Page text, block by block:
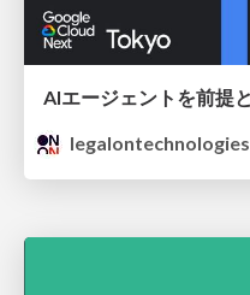
legalontechnologies